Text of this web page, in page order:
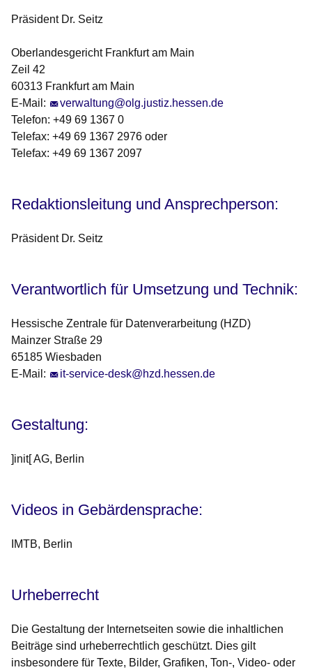
Präsident Dr. Seitz
Oberlandesgericht Frankfurt am Main
Zeil 42
60313 Frankfurt am Main
E-Mail:
verwaltung@olg.justiz.hessen.de
Telefon: +49 69 1367 0
Telefax: +49 69 1367 2976 oder
Telefax: +49 69 1367 2097
Redaktionsleitung und Ansprechperson:
Präsident Dr. Seitz
Verantwortlich für Umsetzung und Technik:
Hessische Zentrale für Datenverarbeitung (HZD)
Mainzer Straße 29
65185 Wiesbaden
E-Mail:
it-service-desk@hzd.hessen.de
Gestaltung:
]init[ AG, Berlin
Videos in Gebärdensprache:
IMTB, Berlin
Urheberrecht
Die Gestaltung der Internetseiten sowie die inhaltlichen
Beiträge sind urheberrechtlich geschützt. Dies gilt
insbesondere für Texte, Bilder, Grafiken, Ton-, Video- oder